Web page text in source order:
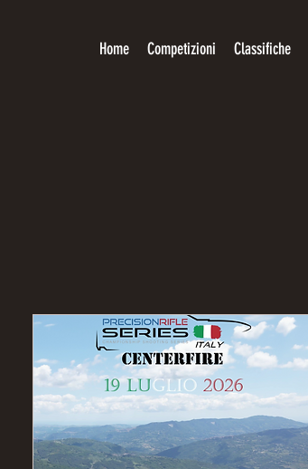
Home Competizioni Classifiche